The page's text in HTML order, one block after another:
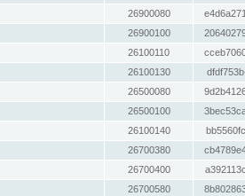
26900080
26900100
26100110
26100130
26500080
26500100
26100140
26700380
26700400
26700580